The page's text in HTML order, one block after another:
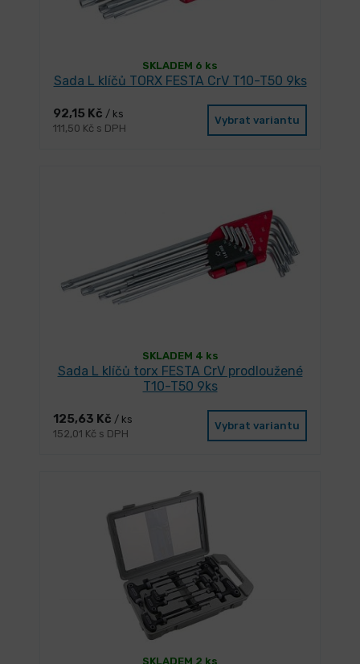
SKLADEM 6 ks
Sada L klíčů TORX FESTA CrV T10-T50 9ks
92,15 Kč / ks
111,50 Kč s DPH
Vybrat variantu
SKLADEM 4 ks
Sada L klíčů torx FESTA CrV prodloužené
T10-T50 9ks
125,63 Kč / ks
152,01 Kč s DPH
Vybrat variantu
SKLADEM 2 ks